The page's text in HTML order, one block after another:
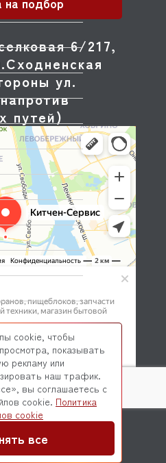
6/217,
ул.
путей)
Интернет-магазин запчастей
кухни
cookie, чтобы
показывать
рекламу или
наш трафик.
вы соглашаетесь с
cookie. Политика
cookie
все